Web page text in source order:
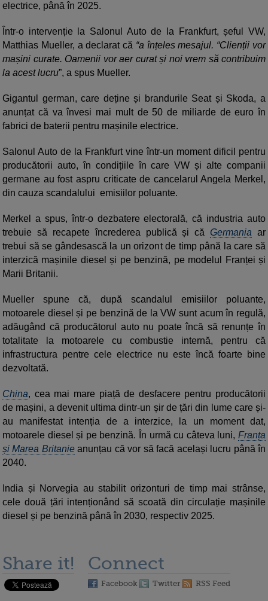
electrice, până în 2025.
Într-o intervenție la Salonul Auto de la Frankfurt, șeful VW,
Matthias Mueller, a declarat că “a înțeles mesajul. “Clienții vor
mașini curate. Oamenii vor aer curat și noi vrem să contribuim
la acest lucru”, a spus Mueller.
Gigantul german, care deține și brandurile Seat și Skoda, a
anunțat că va învesi mai mult de 50 de miliarde de euro în
fabrici de baterii pentru mașinile electrice.
Salonul Auto de la Frankfurt vine într-un moment dificil pentru
producătorii auto, în condițiile în care VW și alte companii
germane au fost aspru criticate de cancelarul Angela Merkel,
din cauza scandalului emisiilor poluante.
Merkel a spus, într-o dezbatere electorală, că industria auto
trebuie să recapete încrederea publică și că Germania ar
trebui să se gândesască la un orizont de timp până la care să
interzică mașinile diesel și pe benzină, pe modelul Franței și
Marii Britanii.
Mueller spune că, după scandalul emisiilor poluante,
motoarele diesel și pe benzină de la VW sunt acum în regulă,
adăugând că producătorul auto nu poate încă să renunțe în
totalitate la motoarele cu combustie internă, pentru că
infrastructura pentre cele electrice nu este încă foarte bine
dezvoltată.
China, cea mai mare piață de desfacere pentru producătorii
de mașini, a devenit ultima dintr-un șir de țări din lume care și-
au manifestat intenția de a interzice, la un moment dat,
motoarele diesel și pe benzină. În urmă cu câteva luni, Franța
și Marea Britanieanunțau că vor să facă același lucru până în
2040.
India și Norvegia au stabilit orizonturi de timp mai strânse,
cele două țări intenționând să scoată din circulație mașinile
diesel și pe benzină până în 2030, respectiv 2025.
Share it! Connect
Facebook Twitter RSS Feed